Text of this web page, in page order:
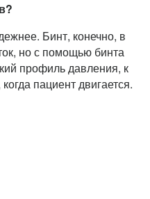
Бинт, конечно, в
но с помощью бинта
профиль давления, к
пациент двигается.